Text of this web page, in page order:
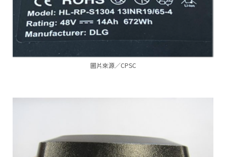
圖片來源／CPSC